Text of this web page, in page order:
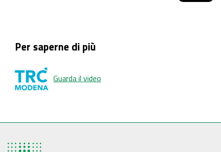
Per saperne di più
Guarda il video